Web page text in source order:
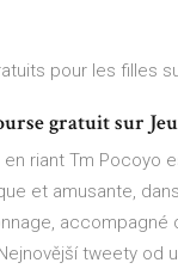
pour les filles
gratuit sur
riant Tm Pocoyo
et amusante,
accompagné
Nejnovější tweety od